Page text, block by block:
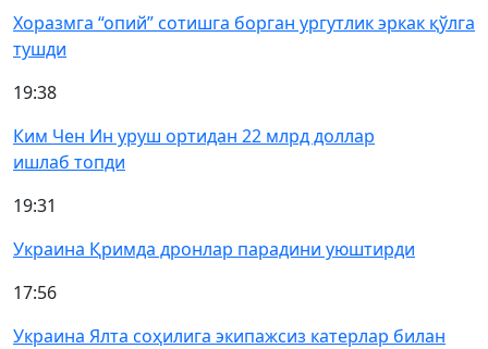
Хоразмга “опий” сотишга борган ургутлик эркак қўлга
тушди
19:38
Ким Чен Ин уруш ортидан 22 млрд доллар
ишлаб топди
19:31
Украина Қримда дронлар парадини уюштирди
17:56
Украина Ялта соҳилига экипажсиз катерлар билан